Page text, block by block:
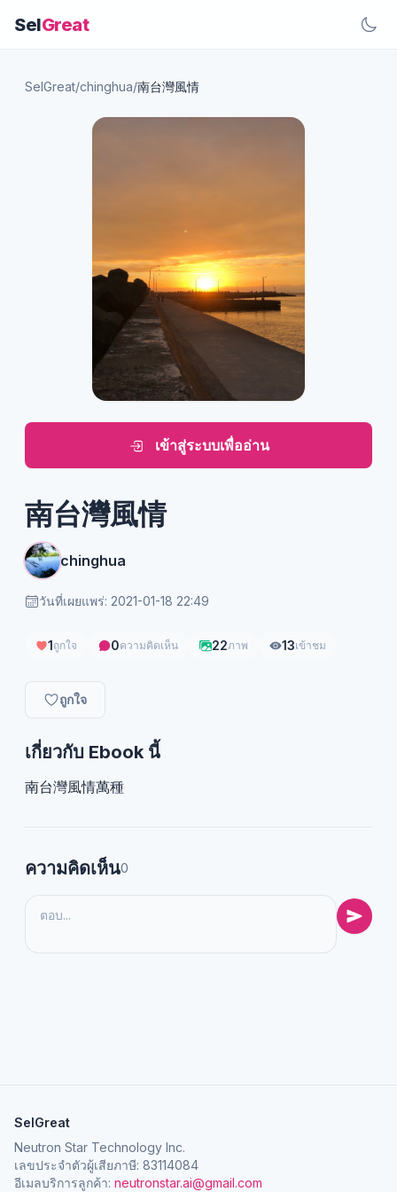
SelGreat
SelGreat/chinghua/南台灣風情
เข้าสู่ระบบเพื่ออ่าน
南台灣風情
chinghua
วันที่เผยแพร่: 2021-01-18 22:49
1ถูกใจ 0ความคิดเห็น 22ภาพ 13เข้าชม
ถูกใจ
เกี่ยวกับ Ebook นี้
南台灣風情萬種
ความคิดเห็น0
SelGreat
Neutron Star Technology Inc.
เลขประจำตัวผู้เสียภาษี: 83114084
อีเมลบริการลูกค้า: neutronstar.ai@gmail.com